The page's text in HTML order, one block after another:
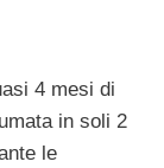
4 mesi di
in soli 2
le